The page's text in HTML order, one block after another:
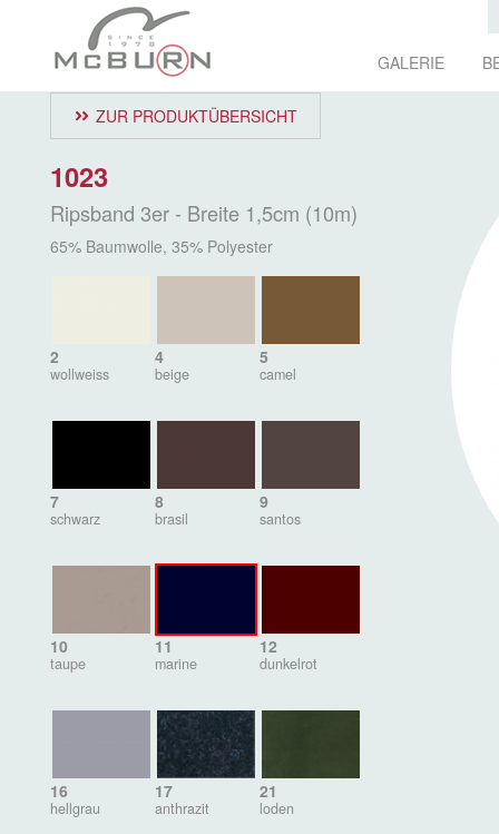
GALERIE
ZUR PRODUKTÜBERSICHT
1023
Ripsband 3er - Breite 1,5cm (10m)
65% Baumwolle, 35% Polyester
2
wollweiss
4
beige
5
camel
7
schwarz
8
brasil
9
santos
10
taupe
11
marine
12
dunkelrot
16
hellgrau
17
anthrazit
21
loden